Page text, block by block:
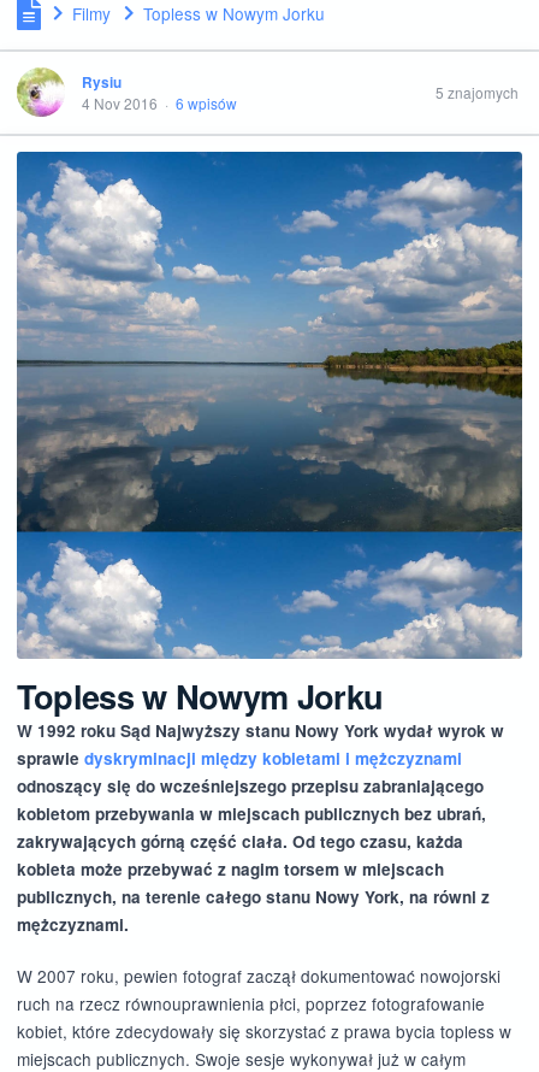
Filmy Topless w Nowym Jorku
Rysiu
4 Nov 2016 · 6 wpisów 5 znajomych
Topless w Nowym Jorku
W 1992 roku Sąd Najwyższy stanu Nowy York wydał wyrok w
sprawie dyskryminacji między kobietami i mężczyznami
odnoszący się do wcześniejszego przepisu zabraniającego
kobietom przebywania w miejscach publicznych bez ubrań,
zakrywających górną część ciała. Od tego czasu, każda
kobieta może przebywać z nagim torsem w miejscach
publicznych, na terenie całego stanu Nowy York, na równi z
mężczyznami.
W 2007 roku, pewien fotograf zaczął dokumentować nowojorski
ruch na rzecz równouprawnienia płci, poprzez fotografowanie
kobiet, które zdecydowały się skorzystać z prawa bycia topless w
miejscach publicznych. Swoje sesje wykonywał już w całym